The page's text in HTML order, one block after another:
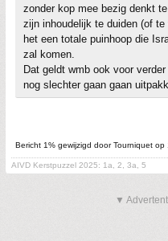
zonder kop mee bezig denkt
zijn inhoudelijk te duiden (of
het een totale puinhoop die
zal komen.
Dat geldt wmb ook voor
nog slechter gaan gaan
Bericht 1% gewijzigd door Tourniquet
AIVD Kerstpuzzel 2025: 1a, 2, 3a, 5
▼